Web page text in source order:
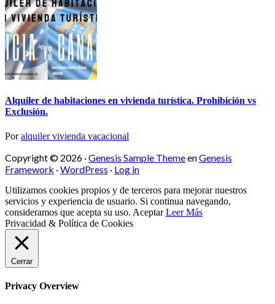
Alquiler de habitaciones en vivienda turística. Prohibición vs
Exclusión.
Poralquiler vivienda vacacional
Copyright © 2026 ·Genesis Sample ThemeenGenesis
Framework ·WordPress · Log in
Utilizamos cookies propios y de terceros para mejorar nuestros
servicios y experiencia de usuario. Si continua navegando,
consideramos que acepta su uso. Aceptar Leer Más
Privacidad & Política de Cookies
Cerrar
Privacy Overview